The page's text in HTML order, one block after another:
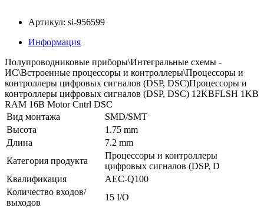
Артикул: si-956599
Информация
Полупроводниковые приборы\Интегральные схемы -
ИС\Встроенные процессоры и контроллеры\Процессоры и
контроллеры цифровых сигналов (DSP, DSC)Процессоры и
контроллеры цифровых сигналов (DSP, DSC) 12KBFLSH 1KB
RAM 16B Motor Cntrl DSC
Вид монтажа
SMD/SMT
Высота
1.75 mm
Длина
7.2 mm
Категория продукта
Процессоры и контроллеры
цифровых сигналов (DSP, D
Квалификация
AEC-Q100
Количество входов/
выходов
15 I/O